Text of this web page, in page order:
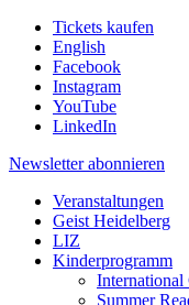
Tickets kaufen
English
Facebook
Instagram
YouTube
LinkedIn
Newsletter abonnieren
Veranstaltungen
Geist Heidelberg
LIZ
Kinderprogramm
International
Summer